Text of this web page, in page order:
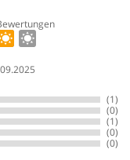
(1)
(0)
(1)
(0)
(0)